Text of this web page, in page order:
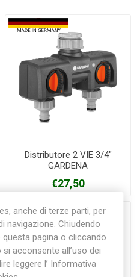
Distributore 2 VIE 3/4"
GARDENA
€27,50
anche di terze parti, per
navigazione. Chiudendo
pagina o cliccando
acconsente all’uso dei
leggere l’ Informativa